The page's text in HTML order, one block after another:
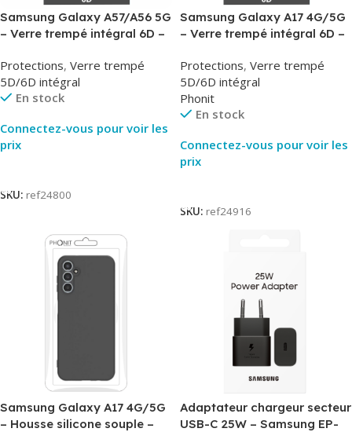
Samsung Galaxy A57/A56 5G
– Verre trempé intégral 6D –
Protections, Verre trempé
5D/6D intégral
En stock
Connectez-vous pour voir les
prix
SKU: ref24800
Samsung Galaxy A17 4G/5G
– Verre trempé intégral 6D –
Protections, Verre trempé
5D/6D intégral
Phonit
En stock
Connectez-vous pour voir les
prix
SKU: ref24916
Samsung Galaxy A17 4G/5G
– Housse silicone souple –
Adaptateur chargeur secteur
USB-C 25W – Samsung EP-